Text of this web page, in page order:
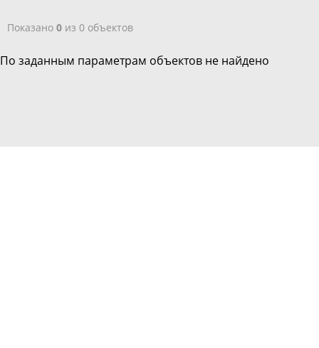
Показано 0 из 0 объектов
По заданным параметрам объектов не найдено